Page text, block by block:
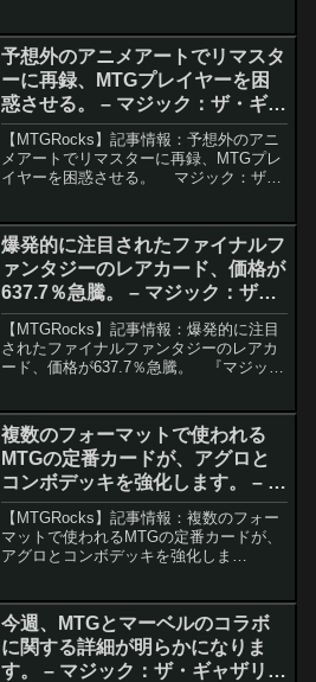
その中で、『ストロングホールド』
（1998年）に収...
予想外のアニメアートでリマスタ
ーに再録、MTGプレイヤーを困
惑させる。 – マジック：ザ・ギャ
ザリング
【MTGRocks】記事情報：予想外のアニ
メアートでリマスターに再録、MTGプレ
イヤーを困惑させる。 マジック：ザ・
やシークレットレイヤーのリリースごと
に新たなア...
爆発的に注目されたファイナルフ
ァンタジーのレアカード、価格が
637.7％急騰。 – マジック：ザ・
ギャザリング
【MTGRocks】記事情報：爆発的に注目
されたファイナルファンタジーのレアカ
ード、価格が637.7％急騰。 『マジッ
れ、カード価格は初期の高騰から通常の
水準に落ち...
複数のフォーマットで使われる
MTGの定番カードが、アグロと
コンボデッキを強化します。 – マ
ジック：ザ・ギャザリング
【MTGRocks】記事情報：複数のフォー
マットで使われるMTGの定番カードが、
アグロとコンボデッキを強化しま
を引く強力カードだけでなく、効率性と
汎用性を武器に環...
今週、MTGとマーベルのコラボ
に関する詳細が明らかになりま
す。 – マジック：ザ・ギャザリン